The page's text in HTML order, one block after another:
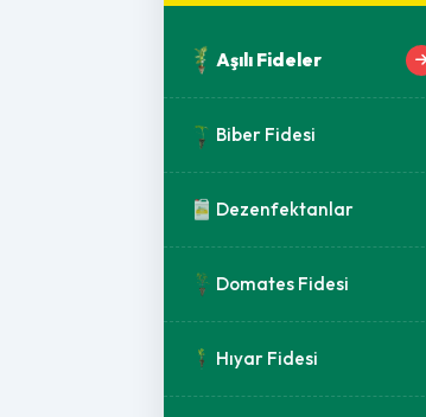
Aşılı Fideler
Biber Fidesi
Dezenfektanlar
Domates Fidesi
Hıyar Fidesi